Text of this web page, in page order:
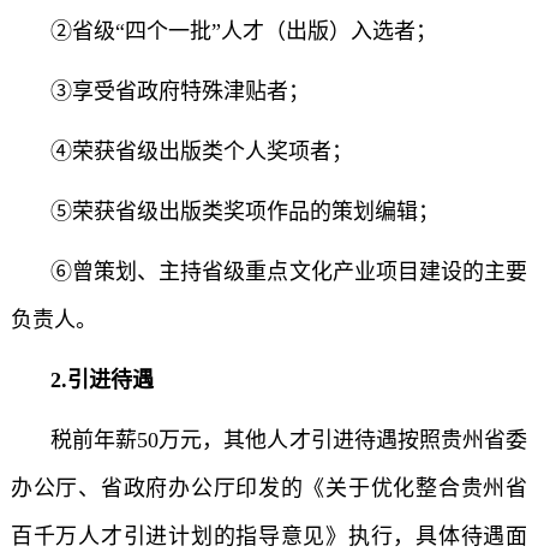
②省级“四个一批”人才（出版）入选者；
③享受省政府特殊津贴者；
④荣获省级出版类个人奖项者；
⑤荣获省级出版类奖项作品的策划编辑；
⑥曾策划、主持省级重点文化产业项目建设的主要
负责人。
2.引进待遇
税前年薪50万元，其他人才引进待遇按照贵州省委
办公厅、省政府办公厅印发的《关于优化整合贵州省
百千万人才引进计划的指导意见》执行，具体待遇面